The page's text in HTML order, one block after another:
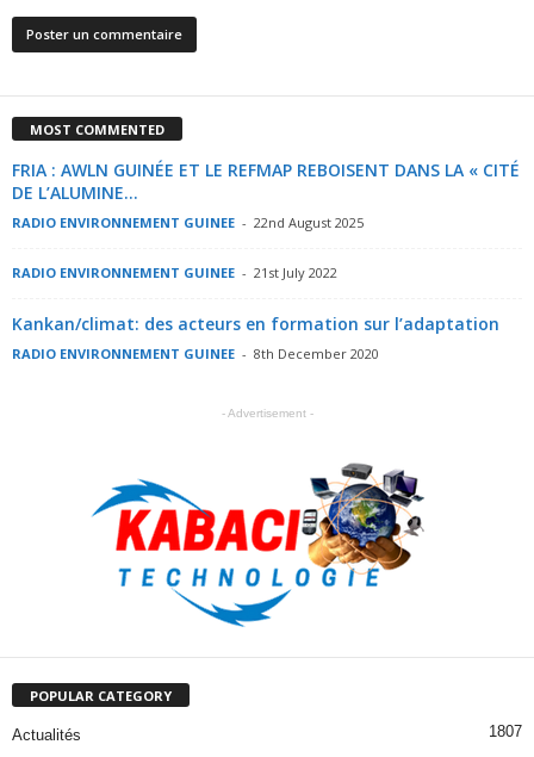
MOST COMMENTED
FRIA : AWLN GUINÉE ET LE REFMAP REBOISENT DANS LA « CITÉ
DE L’ALUMINE...
RADIO ENVIRONNEMENT GUINEE - 22nd August 2025
RADIO ENVIRONNEMENT GUINEE - 21st July 2022
Kankan/climat: des acteurs en formation sur l’adaptation
RADIO ENVIRONNEMENT GUINEE - 8th December 2020
- Advertisement -
POPULAR CATEGORY
Actualités 1807